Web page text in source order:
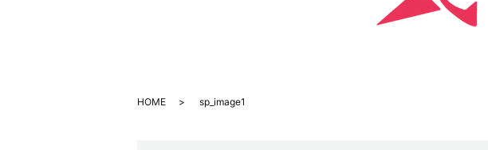
HOME sp_image1